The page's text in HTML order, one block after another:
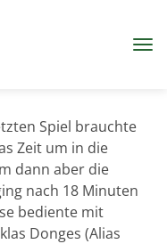
Spiel brauchte
Zeit um in die
dann aber die
nach 18 Minuten
bediente mit
Donges (Alias